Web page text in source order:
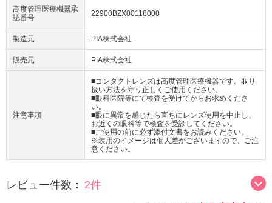
高度管理医療機器承
認番号
22900BZX00118000
製造元 PIA株式会社
販売元 PIA株式会社
注意事項
■コンタクトレンズは高度管理医療機器です。取り
扱い方法を守り正しくご使用ください。
■眼科医院等にて検査を受けてからお求めくださ
い。
■眼に異常を感じたら直ちにレンズ使用を中止し、
お近くの眼科等で検査を受診してください。
■ご使用の前に必ず添付文書をお読みください。
※装用のイメージは個人差がございますので、ご注
意ください。
レビュー件数： 2件